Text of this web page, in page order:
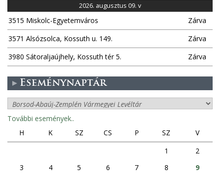
2026. augusztus 09. v
3515 Miskolc-Egyetemváros
Zárva
3571 Alsózsolca, Kossuth u. 149.
Zárva
3980 Sátoraljaújhely, Kossuth tér 5.
Zárva
Eseménynaptár
További események..
H
K SZ CS P SZ
V
1
2
3
4 5 6 7 8
9